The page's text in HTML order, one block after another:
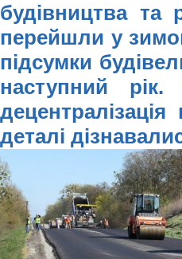
будівництва та
перейшли у
підсумки
наступний рік.
деталі